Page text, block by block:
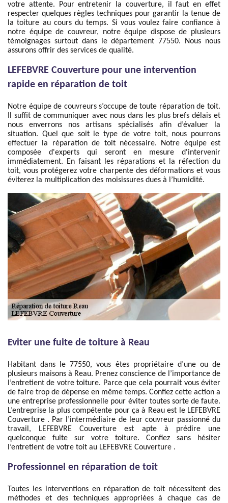
votre attente. Pour entretenir la couverture, il faut en effet
respecter quelques règles techniques pour garantir la tenue de
la toiture au cours du temps. Si vous voulez faire confiance à
notre équipe de couvreur, notre équipe dispose de plusieurs
témoignages surtout dans le département 77550. Nous nous
assurons offrir des services de qualité.
LEFEBVRE Couverture pour une intervention
rapide en réparation de toit
Notre équipe de couvreurs s’occupe de toute réparation de toit.
Il suffit de communiquer avec nous dans les plus brefs délais et
nous enverrons nos artisans spécialisés afin d’évaluer la
situation. Quel que soit le type de votre toit, nous pourrons
effectuer la réparation de toit nécessaire. Notre équipe est
composée d'experts qui seront en mesure d'intervenir
immédiatement. En faisant les réparations et la réfection du
toit, vous protégerez votre charpente des déformations et vous
éviterez la multiplication des moisissures dues à l’humidité.
Eviter une fuite de toiture à Reau
Habitant dans le 77550, vous êtes propriétaire d’une ou de
plusieurs maisons à Reau. Prenez conscience de l’importance de
l’entretient de votre toiture. Parce que cela pourrait vous éviter
de faire trop de dépense en même temps. Confiez cette action a
une entreprise professionnelle pour éviter toutes sorte de faute.
L’entreprise la plus compétente pour ça à Reau est le LEFEBVRE
Couverture . Par l’intermédiaire de leur couvreur passionné du
travail, LEFEBVRE Couverture est apte à prédire une
quelconque fuite sur votre toiture. Confiez sans hésiter
l’entretient de votre toit au LEFEBVRE Couverture .
Professionnel en réparation de toit
Toutes les interventions en réparation de toit nécessitent des
méthodes et des techniques appropriées à chaque cas de